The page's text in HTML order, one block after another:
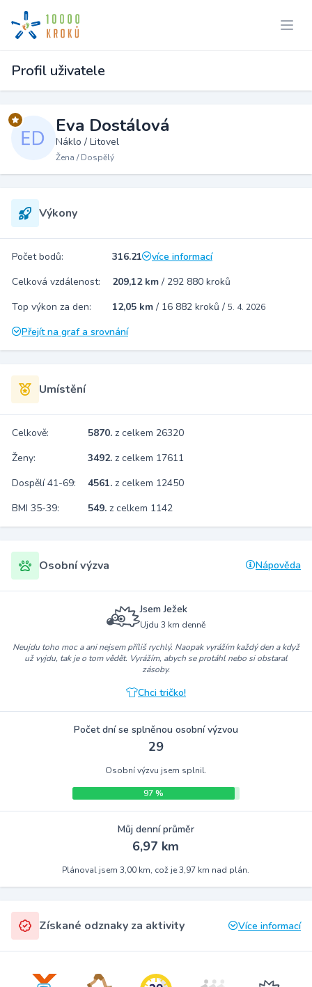
Profil uživatele
Eva Dostálová
Náklo / Litovel
Žena / Dospělý
Výkony
Počet bodů: 316.21
více informací
Celková vzdálenost:
209,12 km / 292 880 kroků
Top výkon za den:
12,05 km / 16 882 kroků / 5. 4. 2026
Přejít na graf a srovnání
Umístění
Celkově: 5870. z celkem 26320
Ženy:
3492. z celkem 17611
Dospělí 41-69:
4561. z celkem 12450
BMI 35-39:
549. z celkem 1142
Osobní výzva Nápověda
Jsem Ježek
Ujdu 3 km denně
Neujdu toho moc a ani nejsem příliš rychlý. Naopak vyrážím každý den a když
už vyjdu, tak je o tom vědět. Vyrážím, abych se protáhl nebo si obstaral
zásoby.
Chci tričko!
Počet dní se splněnou osobní výzvou
29
Osobní výzvu jsem splnil.
97 %
Můj denní průměr
6,97 km
Plánoval jsem 3,00 km, což je 3,97 km nad plán.
Získané odznaky za aktivity Více informací